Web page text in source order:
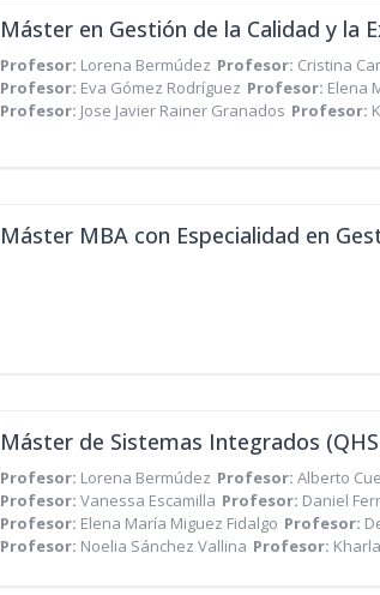
Máster en Gestión de la Calidad y la
Profesor: Lorena Bermúdez Profesor: Cristina
Profesor: Eva Gómez Rodríguez Profesor: Elena
Profesor: Jose Javier Rainer Granados Profesor:
Máster MBA con Especialidad en
Profesor: Lorena Bermúdez Profesor: Alberto
Profesor: Vanessa Escamilla Profesor: Daniel
Profesor: Elena María Miguez Fidalgo Profesor:
Profesor: Noelia Sánchez Vallina Profesor: